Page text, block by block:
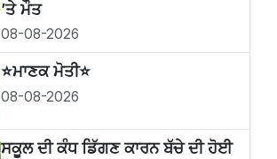
’ਤੇ ਮੌਤ
08-08-2026
⭐️ਮਾਣਕ ਮੋਤੀ⭐️
08-08-2026
ਸਕੂਲ ਦੀ ਕੰਧ ਡਿੱਗਣ ਕਾਰਨ ਬੱਚੇ ਦੀ ਹੋਈ